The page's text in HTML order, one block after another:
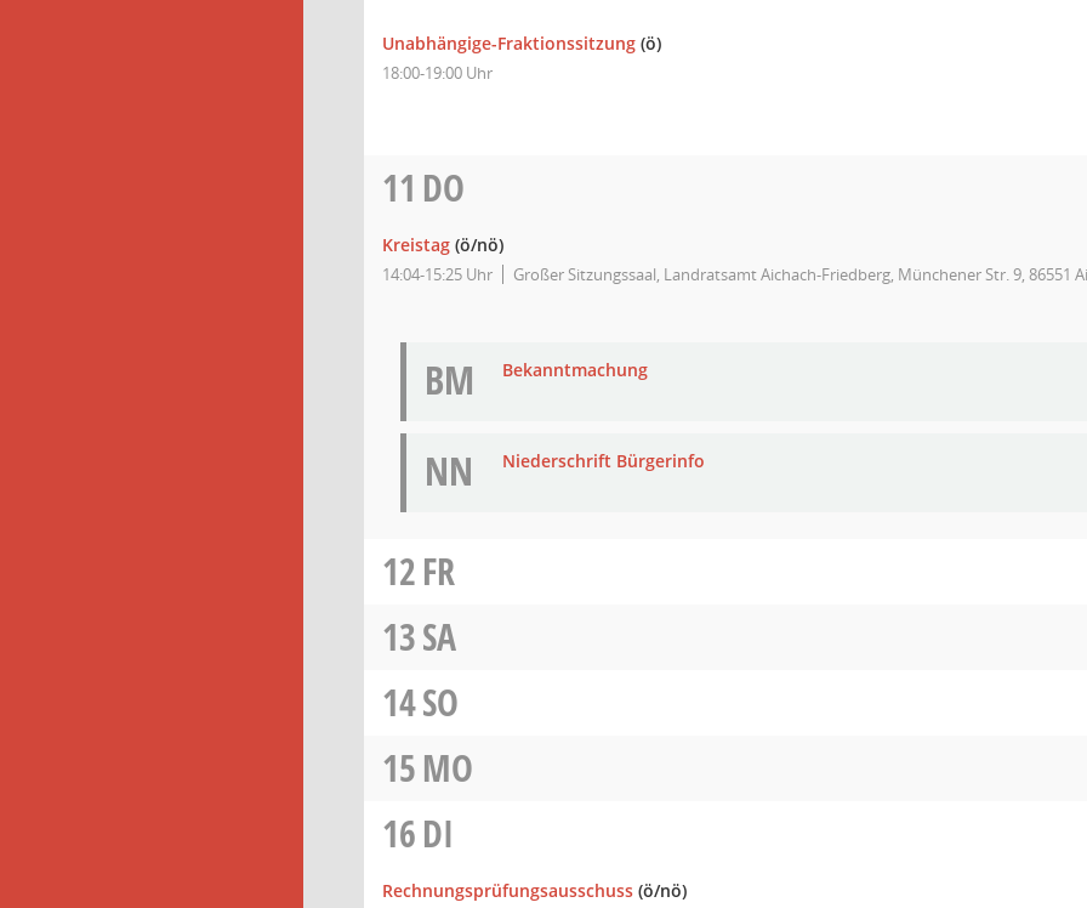
Unabhängige-Fraktionssitzung (ö)
18:00-19:00 Uhr
11 DO
Kreistag (ö/nö)
14:04-15:25 Uhr Großer Sitzungssaal, Landratsamt Aichach-Friedberg, Münchener Str. 9, 86551
BM Bekanntmachung
NN Niederschrift Bürgerinfo
12FR
13SA
14SO
15MO
16DI
Rechnungsprüfungsausschuss (ö/nö)